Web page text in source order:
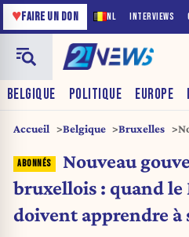
NL INTERVIEWS
♥FAIRE UN DON
BELGIQUE POLITIQUE EUROPE
Accueil Belgique Bruxelles
Nouveau
bruxellois : quand le
doivent apprendre à